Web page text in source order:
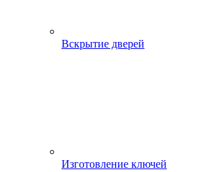
Вскрытие дверей
Изготовление ключей